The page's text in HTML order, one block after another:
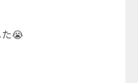
た😭